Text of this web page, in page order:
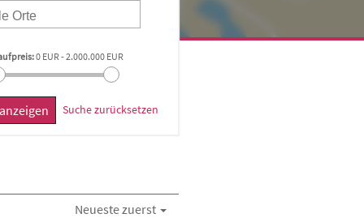
0 EUR-2.000.000 EUR
Suche zurücksetzen
Neueste zuerst